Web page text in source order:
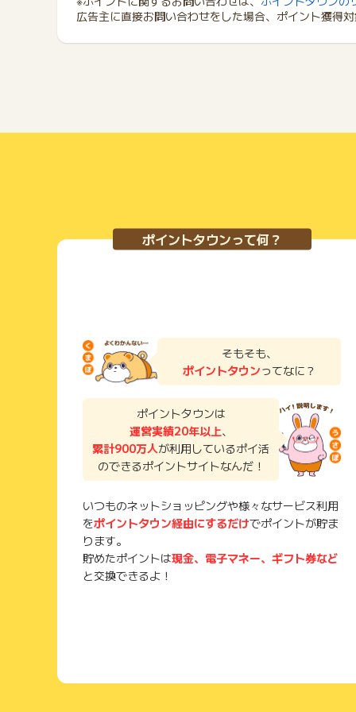
広告主に直接お問い合わせをした場合、ポイント獲得
ポイントタウンって何？
そもそも、
ポイントタウンってなに？
ポイントタウンは
運営実績20年以上、
累計900万人が利用しているポイ活
のできるポイントサイトなんだ！
いつものネットショッピングや様々なサービス利用
をポイントタウン経由にするだけでポイントが貯ま
ります。
貯めたポイントは現金、電子マネー、ギフト券など
と交換できるよ！